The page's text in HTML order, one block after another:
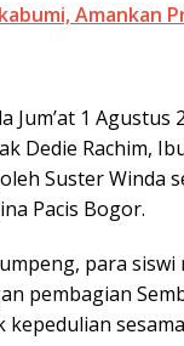
Amankan
Jum’at 1
Dedie Rachim,
Suster Winda
Pacis Bogor.
para
pembagian